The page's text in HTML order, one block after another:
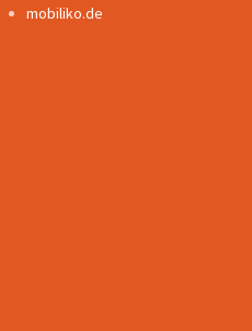
mobiliko.de